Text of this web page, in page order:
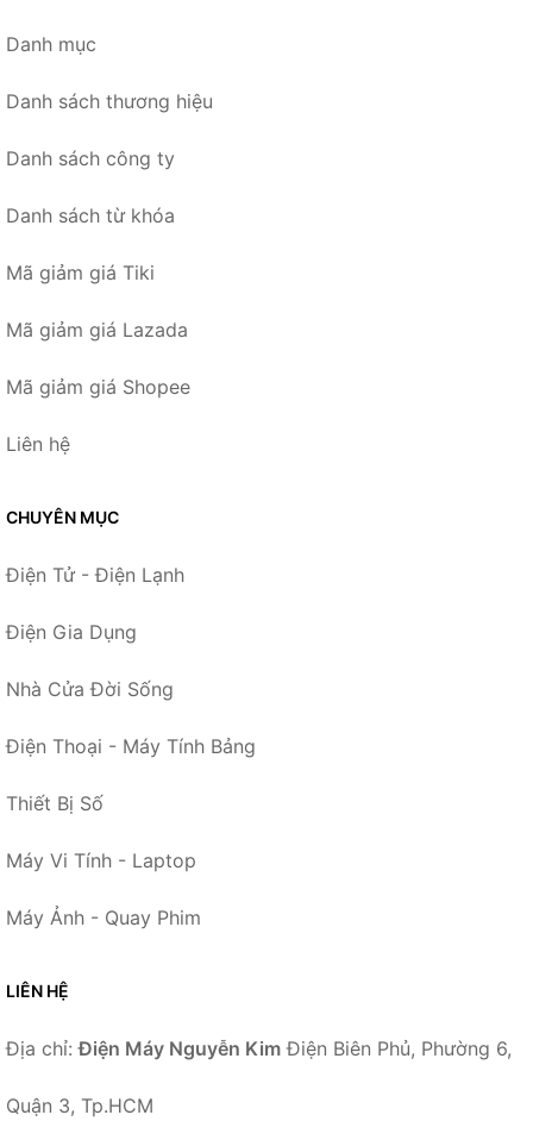
Danh mục
Danh sách thương hiệu
Danh sách công ty
Danh sách từ khóa
Mã giảm giá Tiki
Mã giảm giá Lazada
Mã giảm giá Shopee
Liên hệ
CHUYÊN MỤC
Điện Tử - Điện Lạnh
Điện Gia Dụng
Nhà Cửa Đời Sống
Điện Thoại - Máy Tính Bảng
Thiết Bị Số
Máy Vi Tính - Laptop
Máy Ảnh - Quay Phim
LIÊN HỆ
Địa chỉ:Điện Máy Nguyễn Kim Điện Biên Phủ, Phường 6,
Quận 3, Tp.HCM